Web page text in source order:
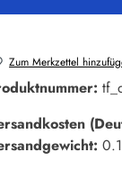
Zum Merkzettel